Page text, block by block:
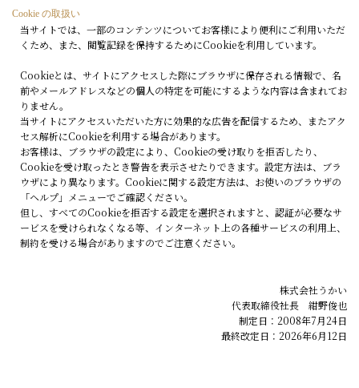
Cookie の取扱い
当サイトでは、一部のコンテンツについてお客様により便利にご利用いただ
くため、また、閲覧記録を保持するためにCookieを利用しています。
Cookieとは、サイトにアクセスした際にブラウザに保存される情報で、名
前やメールアドレスなどの個人の特定を可能にするような内容は含まれてお
りません。
当サイトにアクセスいただいた方に効果的な広告を配信するため、またアク
セス解析にCookieを利用する場合があります。
お客様は、ブラウザの設定により、Cookieの受け取りを拒否したり、
Cookieを受け取ったとき警告を表示させたりできます。設定方法は、ブラ
ウザにより異なります。Cookieに関する設定方法は、お使いのブラウザの
「ヘルプ」メニューでご確認ください。
但し、すべてのCookieを拒否する設定を選択されますと、認証が必要なサ
ービスを受けられなくなる等、インターネット上の各種サービスの利用上、
制約を受ける場合がありますのでご注意ください。
株式会社うかい
代表取締役社長 紺野俊也
制定日：2008年7月24日
最終改定日：2026年6月12日